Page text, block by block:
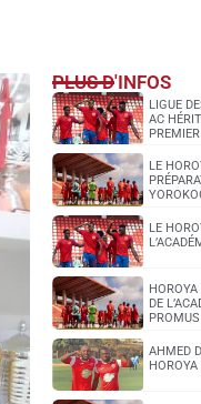
PLUS D'INFOS
LIGUE
AC
LE
LE
DE
AHMED
HOROYA